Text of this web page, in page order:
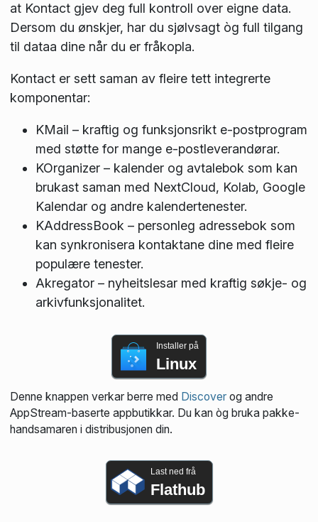
at Kontact gjev deg full kontroll over eigne data.
Dersom du ønskjer, har du sjølvsagt òg full tilgang
til dataa dine når du er fråkopla.
Kontact er sett saman av fleire tett integrerte
komponentar:
KMail – kraftig og funksjonsrikt e-postprogram
med støtte for mange e-postleverandørar.
KOrganizer – kalender og avtalebok som kan
brukast saman med NextCloud, Kolab, Google
Kalendar og andre kalendertenester.
KAddressBook – personleg adressebok som
kan synkronisera kontaktane dine med fleire
populære tenester.
Akregator – nyheitslesar med kraftig søkje- og
arkivfunksjonalitet.
Installer på
Linux
Denne knappen verkar berre med Discoverog andre
AppStream-baserte appbutikkar. Du kan òg bruka pakke­
handsamaren i distribusjonen din.
Last ned frå
Flathub